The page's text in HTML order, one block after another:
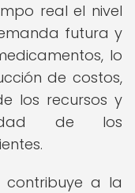
real el nivel
futura y
lo
de costos,
los recursos y
de los
contribuye a la